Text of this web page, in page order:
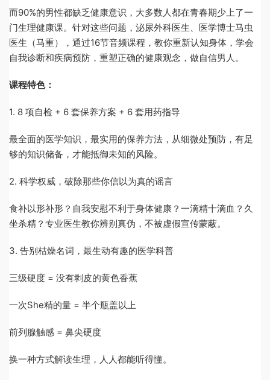
而90%的男性都缺乏健康意识，大多数人都在青春期少上了一
门生理健康课。针对这些问题，泌尿外科医生、医学博士马虫
医生（马重），通过16节音频课程，教你重新认知身体，学会
自我诊断和疾病预防，重塑正确的健康观念，做自信男人。
课程特色：
1. 8 项自检 + 6 套保养方案 + 6 套用药指导
最全面的医学知识，最实用的保养方法，从细微处预防，有足
够的知识储备，才能抵御未知的风险。
2. 科学权威，破除那些你信以为真的谣言
食补以形补形？自我安慰不利于身体健康？一滴精十滴血？久
坐杀精？专业医生教你辨别真伪，不被虚假宣传蒙蔽。
3. 告别枯燥名词，最生动有趣的医学科普
三级硬度 = 没有剥皮的黄色香蕉
一次She精的量 = 半个瓶盖以上
前列腺触感 = 鼻尖硬度
换一种方式解读生理，人人都能听得懂。